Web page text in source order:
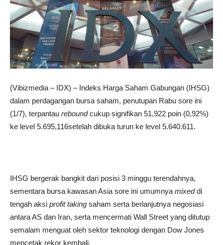
(Vibizmedia – IDX) – Indeks Harga Saham Gabungan (IHSG)
dalam perdagangan bursa saham, penutupan Rabu sore ini
(1/7), terpantau reboundcukup signifikan 51,922 poin (0,92%)
ke level 5.695,116setelah dibuka turun ke level 5.640.611.
IHSG bergerak bangkit dari posisi 3 minggu terendahnya,
sementara bursa kawasan Asia sore ini umumnya mixeddi
tengah aksi profit taking saham serta berlanjutnya negosiasi
antara AS dan Iran, serta mencermati Wall Street yang ditutup
semalam menguat oleh sektor teknologi dengan Dow Jones
mencetak rekor kembali.